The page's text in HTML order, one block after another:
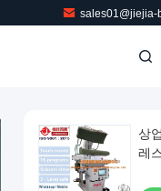
sales01@jiejia-
상
레